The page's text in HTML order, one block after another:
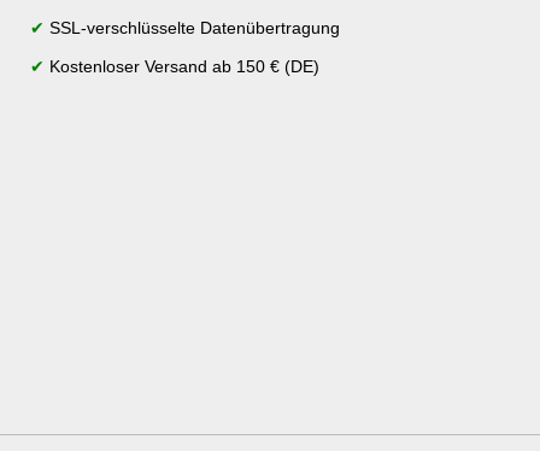
✔ SSL-verschlüsselte Datenübertragung
✔ Kostenloser Versand ab 150 € (DE)